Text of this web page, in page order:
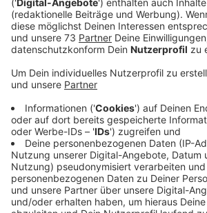
Feiern statt Unterricht
Anzeige
Rund 1.200 Schülerinnen und Schüler
Feierlichkeiten begannen um 8 Uhr
12:30 Uhr. Dabei erhält jede
Gelegenheit, Teil des Programms zu
gemeinsam das Jubiläum zu feiern.
Wir haben einige Eindrücke der
gesammelt.